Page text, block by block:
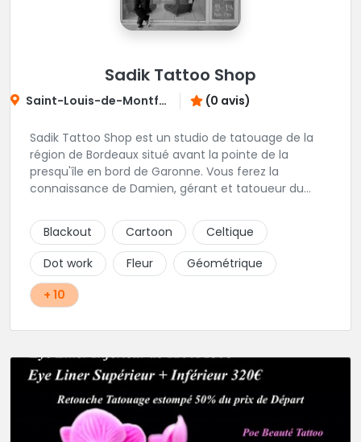
Sadik Tattoo Shop
Saint-Louis-de-Montferrand (0 avis)
Sadik Tattoo Shop est un studio de tatouage de la
région de Bordeaux situé avant la pointe de la
presqu'île en bord de Garonne. Vous ferez la
connaissance de Damien, gérant et tatoueur du
Blackout
Cartoon
Celtique
Dot work
Fleur
Géométrique
+ 10